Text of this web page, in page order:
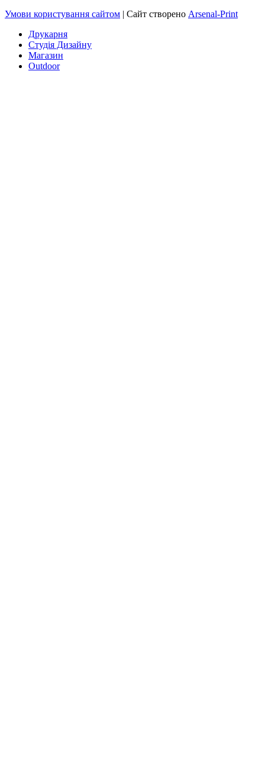
Умови користування сайтом | Сайт створено Arsenal-Print
Друкарня
Студія Дизайну
Магазин
Outdoor